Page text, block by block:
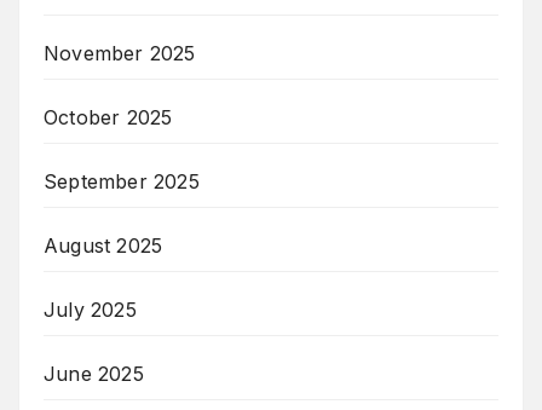
November 2025
October 2025
September 2025
August 2025
July 2025
June 2025